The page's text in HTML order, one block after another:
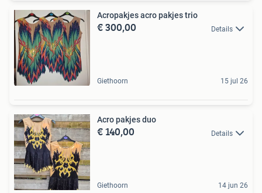
Acropakjes acro pakjes trio
€ 300,00 Details
Giethoorn 15 jul 26
Acro pakjes duo
€ 140,00 Details
Giethoorn 14 jun 26